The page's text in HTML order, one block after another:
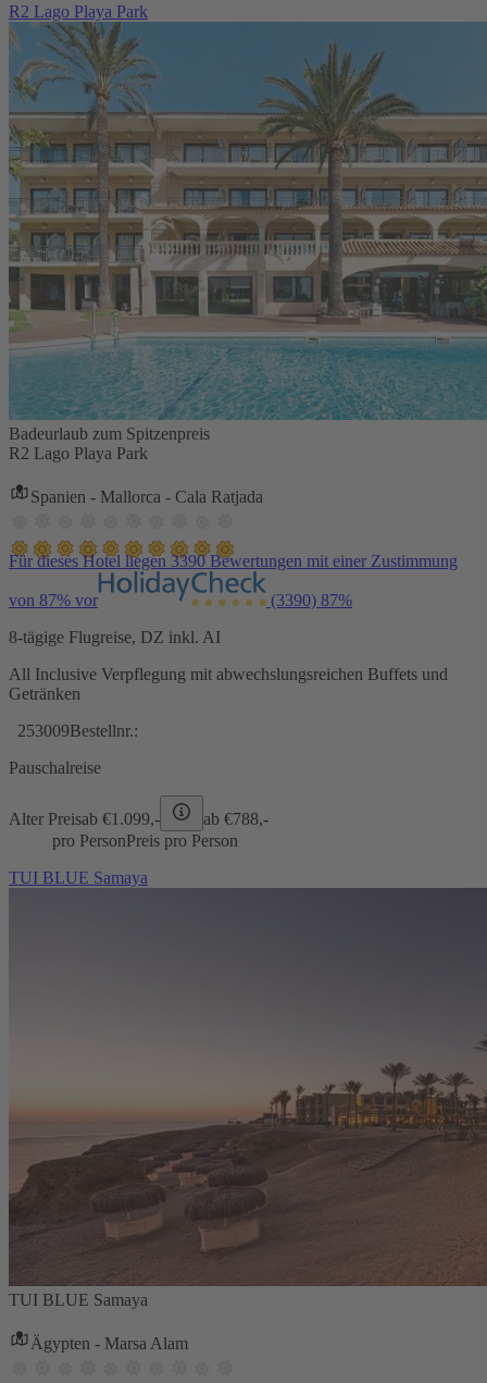
R2 Lago Playa Park
Badeurlaub zum Spitzenpreis
R2 Lago Playa Park
Spanien - Mallorca - Cala Ratjada
Für dieses Hotel liegen 3390 Bewertungen mit einer Zustimmung
von 87% vor (3390) 87%
8-tägige Flugreise, DZ inkl. AI
All Inclusive Verpflegung mit abwechslungsreichen Buffets und
Getränken
253009Bestellnr.:
Pauschalreise
Alter Preisab €1.099,- ab €788,-
pro PersonPreis pro Person
TUI BLUE Samaya
TUI BLUE Samaya
Ägypten - Marsa Alam